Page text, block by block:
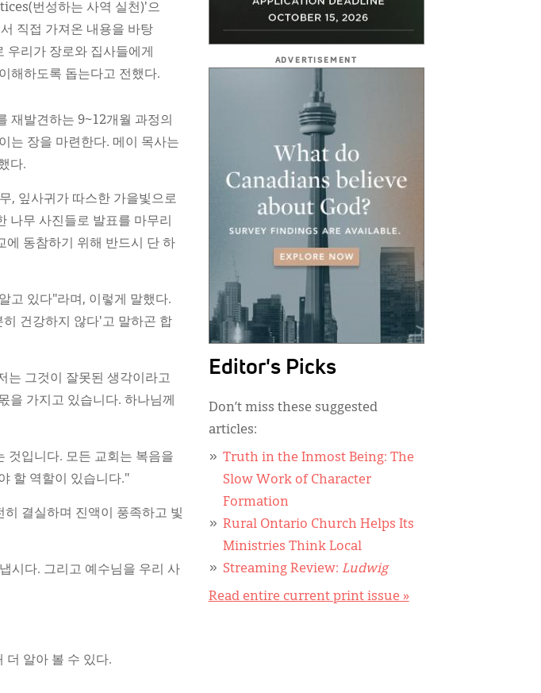
번성하는 사역 실천)'으
직접 가져온 내용을 바탕
리가 장로와 집사들에게
해하도록 돕는다고 전했다.
발견하는 9~12개월 과정의
는 장을 마련한다. 메이 목사는
다.
, 잎사귀가 따스한 가을빛으로
나무 사진들로 발표를 마무리
에 동참하기 위해 반드시 단 하
고 있다"라며, 이렇게 말했다.
건강하지 않다'고 말하곤 합
는 그것이 잘못된 생각이라고
을 가지고 있습니다. 하나님께
것입니다. 모든 교회는 복음을
할 역할이 있습니다."
결실하며 진액이 풍족하고 빛
시다. 그리고 예수님을 우리 사
더 알아 볼 수 있다.
ADVERTISEMENT
Editor's Picks
Don’t miss these suggested
articles:
Truth in the Inmost Being: The
Slow Work of Character
Formation
Rural Ontario Church Helps Its
Ministries Think Local
Streaming Review: Ludwig
Read entire current print issue »